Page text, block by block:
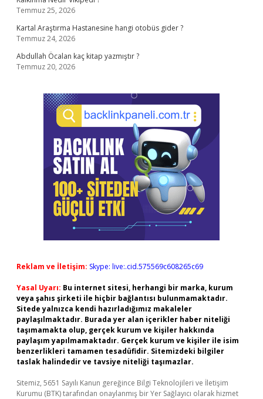
Temmuz 25, 2026
Kartal Araştırma Hastanesine hangi otobüs gider ?
Temmuz 24, 2026
Abdullah Öcalan kaç kitap yazmıştır ?
Temmuz 20, 2026
Reklam ve İletişim: Skype: live:.cid.575569c608265c69
Yasal Uyarı: Bu internet sitesi, herhangi bir marka, kurum
veya şahıs şirketi ile hiçbir bağlantısı bulunmamaktadır.
Sitede yalnızca kendi hazırladığımız makaleler
paylaşılmaktadır. Burada yer alan içerikler haber niteliği
taşımamakta olup, gerçek kurum ve kişiler hakkında
paylaşım yapılmamaktadır. Gerçek kurum ve kişiler ile isim
benzerlikleri tamamen tesadüfidir. Sitemizdeki bilgiler
taslak halindedir ve tavsiye niteliği taşımazlar.
Sitemiz, 5651 Sayılı Kanun gereğince Bilgi Teknolojileri ve İletişim
Kurumu (BTK) tarafından onaylanmış bir Yer Sağlayıcı olarak hizmet